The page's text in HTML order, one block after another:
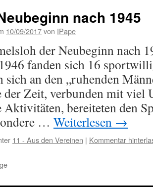
nach 1945
10/09/2017von IPape
der Neubeginn nach
fanden sich 16
sich an den „ruhenden
der Zeit, verbunden mit viel
bereiteten den
… Weiterlesen →
11 - Aus den Vereinen | Kommentar